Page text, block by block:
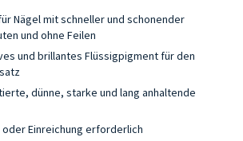
Nägel mit schneller und schonender
und ohne Feilen
und brillantes Flüssigpigment für den
dünne, starke und lang anhaltende
Einreichung erforderlich